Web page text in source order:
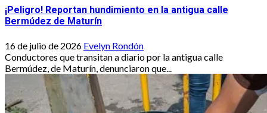
¡Peligro! Reportan hundimiento en la antigua calle
Bermúdez de Maturín
16 de julio de 2026 Evelyn Rondón
Conductores que transitan a diario por la antigua calle
Bermúdez, de Maturín, denunciaron que...